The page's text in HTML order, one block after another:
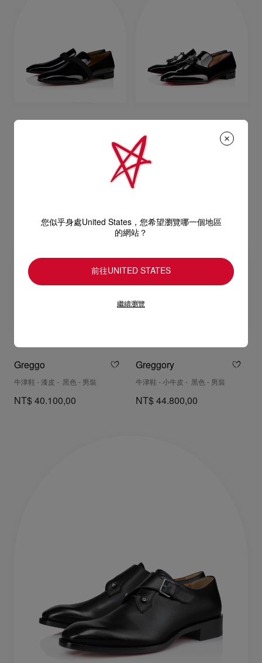
Dandelion Tassel
平底便鞋 - 小牛皮 - 黑色 - 男裝
NT$ 36.500,00
Greggo
牛津鞋 - 漆皮 - 黑色 - 男裝
NT$ 40.100,00
Greggory
牛津鞋 - 小牛皮 - 黑色 - 男裝
NT$ 44.800,00
您似乎身處United States，您希望瀏覽哪一個地區
的網站？
前往UNITED STATES
繼續瀏覽